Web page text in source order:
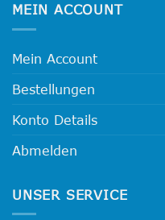
MEIN ACCOUNT
Mein Account
Bestellungen
Konto Details
Abmelden
UNSER SERVICE